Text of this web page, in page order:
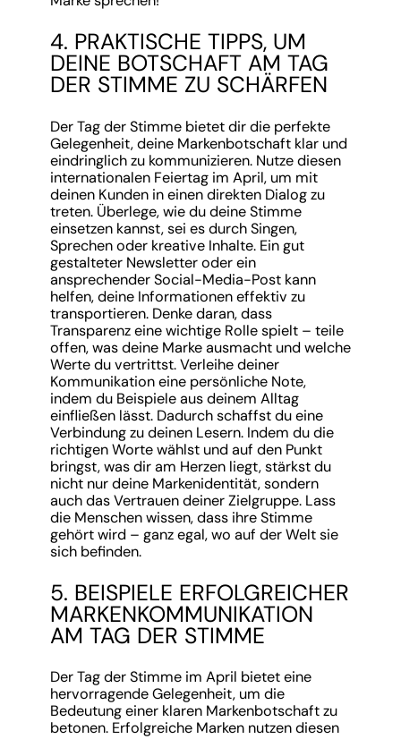
4. PRAKTISCHE TIPPS, UM
DEINE BOTSCHAFT AM TAG
DER STIMME ZU SCHÄRFEN
Der Tag der Stimme bietet dir die perfekte
Gelegenheit, deine Markenbotschaft klar und
eindringlich zu kommunizieren. Nutze diesen
internationalen Feiertag im April, um mit
deinen Kunden in einen direkten Dialog zu
treten. Überlege, wie du deine Stimme
einsetzen kannst, sei es durch Singen,
Sprechen oder kreative Inhalte. Ein gut
gestalteter Newsletter oder ein
ansprechender Social-Media-Post kann
helfen, deine Informationen effektiv zu
transportieren. Denke daran, dass
Transparenz eine wichtige Rolle spielt – teile
offen, was deine Marke ausmacht und welche
Werte du vertrittst. Verleihe deiner
Kommunikation eine persönliche Note,
indem du Beispiele aus deinem Alltag
einfließen lässt. Dadurch schaffst du eine
Verbindung zu deinen Lesern. Indem du die
richtigen Worte wählst und auf den Punkt
bringst, was dir am Herzen liegt, stärkst du
nicht nur deine Markenidentität, sondern
auch das Vertrauen deiner Zielgruppe. Lass
die Menschen wissen, dass ihre Stimme
gehört wird – ganz egal, wo auf der Welt sie
sich befinden.
5. BEISPIELE ERFOLGREICHER
MARKENKOMMUNIKATION
AM TAG DER STIMME
Der Tag der Stimme im April bietet eine
hervorragende Gelegenheit, um die
Bedeutung einer klaren Markenbotschaft zu
betonen. Erfolgreiche Marken nutzen diesen